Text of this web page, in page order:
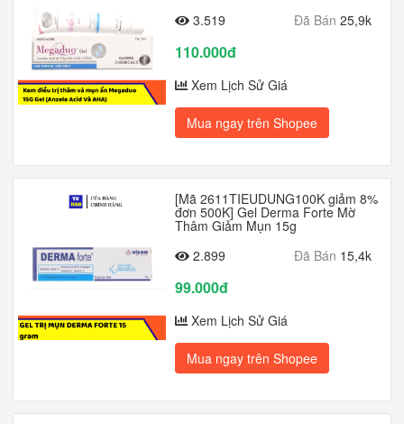
3.519
Đã Bán 25,9k
110.000đ
Xem Lịch Sử Giá
Mua ngay trên Shopee
[Mã 2611TIEUDUNG100K giảm 8%
đơn 500K] Gel Derma Forte Mờ
Thâm Giảm Mụn 15g
2.899
Đã Bán 15,4k
99.000đ
Xem Lịch Sử Giá
Mua ngay trên Shopee